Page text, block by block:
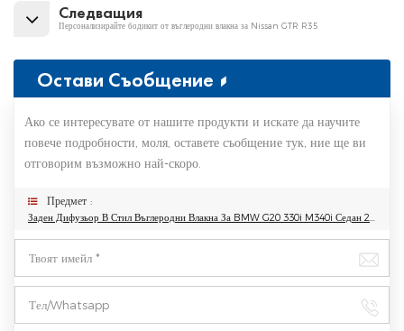
Следващия
Персонализирайте бодикит от въглеродни влакна за Nissan GTR R35
Остави Съобщение
Ако се интересувате от нашите продукти и искате да научите
повече подробности, моля, оставете съобщение тук, ние ще ви
отговорим възможно най-скоро.
Предмет :
Заден Дифузьор В Стил Въглеродни Влакна За BMW G20 330i M340i Седан 2019 2020